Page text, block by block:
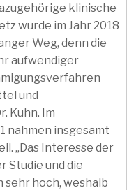
klinische
wurde im Jahr 2018
Weg, denn die
aufwendiger
und
Kuhn. Im
nahmen insgesamt
„Das Interesse der
Studie und die
hoch, weshalb